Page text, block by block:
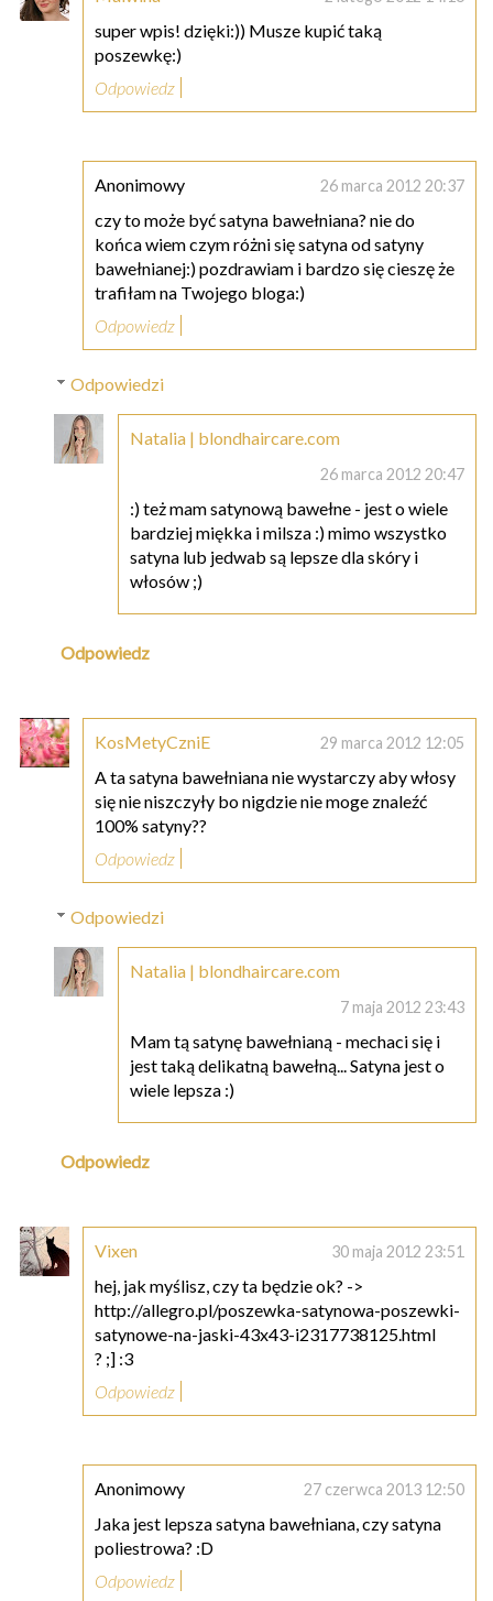
super wpis! dzięki:)) Musze kupić taką
poszewkę:)
Odpowiedz
Anonimowy 26 marca 2012 20:37
czy to może być satyna bawełniana? nie do
końca wiem czym różni się satyna od satyny
bawełnianej:) pozdrawiam i bardzo się cieszę że
trafiłam na Twojego bloga:)
Odpowiedz
Odpowiedzi
Natalia | blondhaircare.com
26 marca 2012 20:47
:) też mam satynową bawełne - jest o wiele
bardziej miękka i milsza :) mimo wszystko
satyna lub jedwab są lepsze dla skóry i
włosów ;)
Odpowiedz
KosMetyCzniE 29 marca 2012 12:05
A ta satyna bawełniana nie wystarczy aby włosy
się nie niszczyły bo nigdzie nie moge znaleźć
100% satyny??
Odpowiedz
Odpowiedzi
Natalia | blondhaircare.com
7 maja 2012 23:43
Mam tą satynę bawełnianą - mechaci się i
jest taką delikatną bawełną... Satyna jest o
wiele lepsza :)
Odpowiedz
Vixen 30 maja 2012 23:51
hej, jak myślisz, czy ta będzie ok? ->
http://allegro.pl/poszewka-satynowa-poszewki-
satynowe-na-jaski-43x43-i2317738125.html
? ;] :3
Odpowiedz
Anonimowy 27 czerwca 2013 12:50
Jaka jest lepsza satyna bawełniana, czy satyna
poliestrowa? :D
Odpowiedz